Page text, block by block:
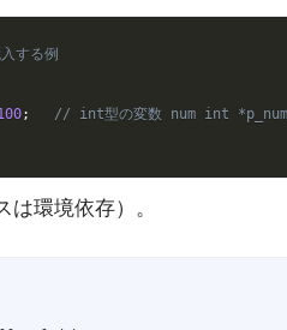
する例
;
// int型の変数 num int *p_num;
環境依存）。